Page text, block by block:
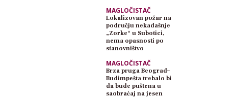
MAGLOČISTAČ
Lokalizovan požar na
području nekadašnje
„Zorke“ u Subotici,
nema opasnosti po
stanovništvo
MAGLOČISTAČ
Brza pruga Beograd–
Budimpešta trebalo bi
da bude puštena u
saobraćaj na jesen